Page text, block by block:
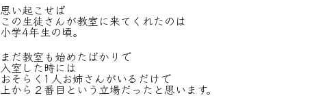
思い起こせば
この生徒さんが教室に来てくれたのは
小学4年生の頃。
まだ教室も始めたばかりで
入室した時には
おそらく1人お姉さんがいるだけで
上から２番目という立場だったと思います。